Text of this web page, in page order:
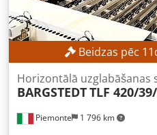
Beidzas pēc 11
Piemonte 1 796 km
Horizontālā uzglabāšanas
BARGSTEDTTLF 420/